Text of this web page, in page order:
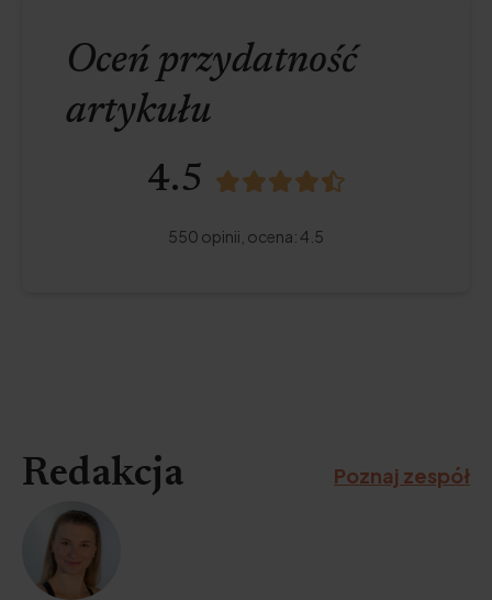
Oceń przydatność
artykułu
4.5
550 opinii, ocena:4.5
Redakcja Poznaj zespół